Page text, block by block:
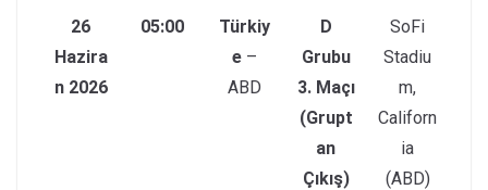
26
Hazira
n 2026
05:00
Türkiy
e–
ABD
D
Grubu
3. Maçı
(Grupt
an
Çıkış)
SoFi
Stadiu
m,
Californ
ia
(ABD)